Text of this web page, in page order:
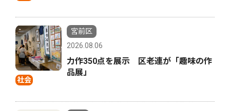
社会
宮前区
2026.08.06
力作350点を展示 区老連が「趣味の作
品展」